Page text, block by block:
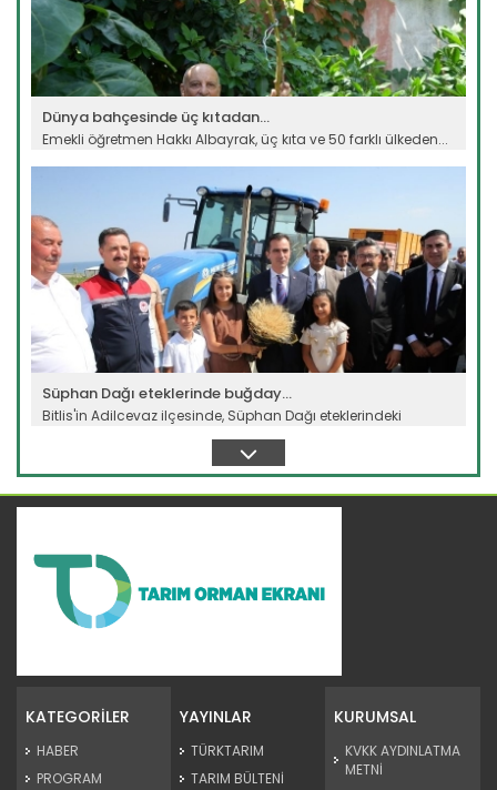
Dünya bahçesinde üç kıtadan...
Emekli öğretmen Hakkı Albayrak, üç kıta ve 50 farklı ülkeden...
Devamını Oku ->
Süphan Dağı eteklerinde buğday...
Bitlis'in Adilcevaz ilçesinde, Süphan Dağı eteklerindeki
ve...
KATEGORİLER
HABER
PROGRAM
YAYINLAR
TÜRKTARIM
TARIM BÜLTENİ
KURUMSAL
KVKK AYDINLATMA
METNİ